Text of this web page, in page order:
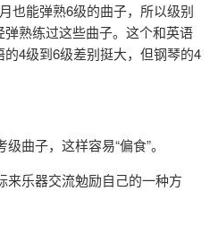
也能弹熟6级的曲子，所以级别
熟练过这些曲子。这个和英语
4级到6级差别挺大，但钢琴的4
曲子，这样容易“偏食”。
来乐器交流勉励自己的一种方